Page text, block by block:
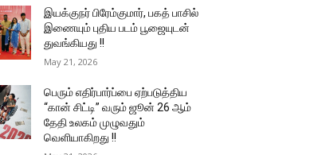
இயக்குநர் பிரேம்குமார், பகத் பாசில்
இணையும் புதிய படம் பூஜையுடன்
துவங்கியது !!
May 21, 2026
பெரும் எதிர்பார்ப்பை ஏற்படுத்திய
“கான் சிட்டி” வரும் ஜூன் 26 ஆம்
தேதி உலகம் முழுவதும்
வெளியாகிறது !!